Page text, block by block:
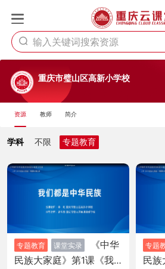
重庆市璧山区高新小学校
资源 教师 简介
学科 不限 专题教育
专题教育 课堂实录
《中华
民族大家庭》第1课《我
专题
民族